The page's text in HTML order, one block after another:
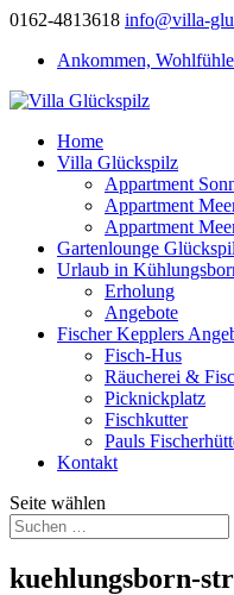
0162-4813618 info@villa-
Ankommen,
Home
Villa Glückspilz
Appartment
Appartment
Appartment
Gartenlounge
Urlaub in
Erholung
Angebote
Fischer Kepplers
Fisch-Hus
Räucherei &
Picknickplatz
Fischkutter
Pauls
Kontakt
Seite wählen
kuehlungsborn-